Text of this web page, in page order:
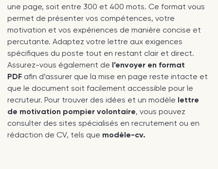
une page, soit entre 300 et 400 mots. Ce format vous
permet de présenter vos compétences, votre
motivation et vos expériences de manière concise et
percutante. Adaptez votre lettre aux exigences
spécifiques du poste tout en restant clair et direct.
Assurez-vous également de l’envoyer en format
PDF afin d’assurer que la mise en page reste intacte et
que le document soit facilement accessible pour le
recruteur. Pour trouver des idées et un modèle lettre
de motivation pompier volontaire, vous pouvez
consulter des sites spécialisés en recrutement ou en
rédaction de CV, tels que modèle-cv.